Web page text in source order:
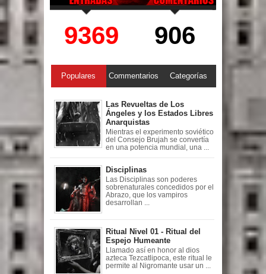
9369 906
Populares Commentarios Categorías
Las Revueltas de Los
Ángeles y los Estados Libres
Anarquistas
Mientras el experimento soviético
del Consejo Brujah se convertía
en una potencia mundial, una ...
Disciplinas
Las Disciplinas son poderes
sobrenaturales concedidos por el
Abrazo, que los vampiros
desarrollan ...
Ritual Nivel 01 - Ritual del
Espejo Humeante
Llamado así en honor al dios
azteca Tezcatlipoca, este ritual le
permite al Nigromante usar un ...